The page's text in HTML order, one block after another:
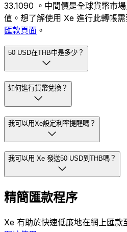
33.1090 。中間價是全球貨幣市
值。想了解使用 Xe 進行此轉帳
匯款頁面 。
50 USD在THB中是多少？
如何進行貨幣兌換？
我可以用Xe設定利率提醒嗎？
我可以用 Xe 發送50 USD到THB嗎？
精簡匯款程序
Xe 有助於快速低廉地在網上匯款